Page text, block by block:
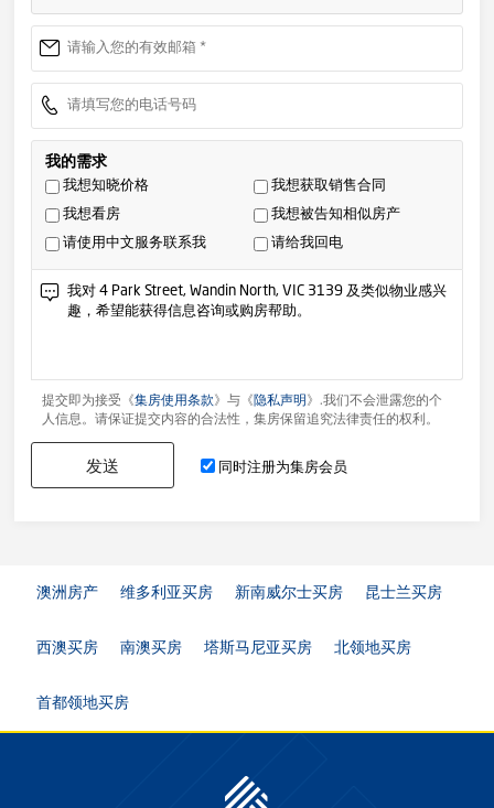
我的需求
我想知晓价格
我想获取销售合同
我想看房
我想被告知相似房产
请使用中文服务联系我
请给我回电
提交即为接受《集房使用条款》与《 隐私声明 》.我们不会泄露您的个
人信息。请保证提交内容的合法性，集房保留追究法律责任的权利。
发送 同时注册为集房会员
澳洲房产 维多利亚买房 新南威尔士买房 昆士兰买房
西澳买房 南澳买房 塔斯马尼亚买房 北领地买房
首都领地买房